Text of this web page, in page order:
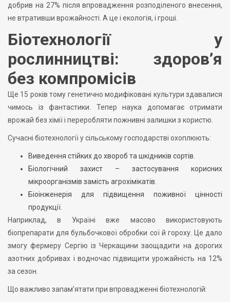
добрив на 27% після впровадження розподіленого внесення,
не втративши врожайності. А це і екологія, і гроші.
Біотехнології у
рослинництві: здоров’я
без компромісів
Ще 15 років тому генетично модифіковані культури здавалися
чимось із фантастики. Тепер наука допомагає отримати
врожай без хімії і переробляти пожнивні залишки з користю.
Сучасні біотехнології у сільському господарстві охоплюють:
Виведення стійких до хвороб та шкідників сортів.
Біологічний захист – застосування корисних
мікроорганізмів замість агрохімікатів.
Біоінженерія для підвищення поживної цінності
продукції.
Наприклад, в Україні вже масово використовують
біопрепарати для бульбочкової обробки сої й гороху. Це дало
змогу фермеру Сергію із Черкащини заощадити на дорогих
азотних добривах і водночас підвищити урожайність на 12%
за сезон.
Що важливо запам’ятати при впровадженні біотехнологій: